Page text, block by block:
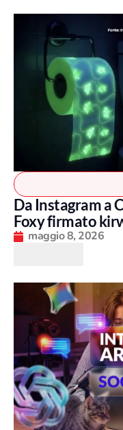
Da Instagram a
Foxy firmato
maggio 8, 2026